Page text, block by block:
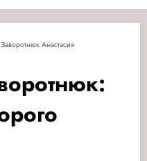
Заворотнюк Анастасия